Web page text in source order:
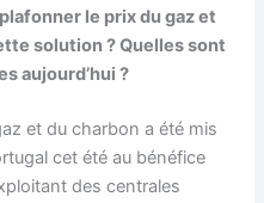
le prix du gaz et
solution ? Quelles sont
aujourd’hui ?
et du charbon a été mis
cet été au bénéfice
des centrales